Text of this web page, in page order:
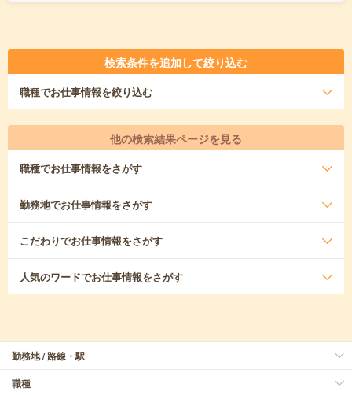
検索条件を追加して絞り込む
職種でお仕事情報を絞り込む
他の検索結果ページを見る
職種でお仕事情報をさがす
勤務地でお仕事情報をさがす
こだわりでお仕事情報をさがす
人気のワードでお仕事情報をさがす
勤務地 / 路線・駅
職種